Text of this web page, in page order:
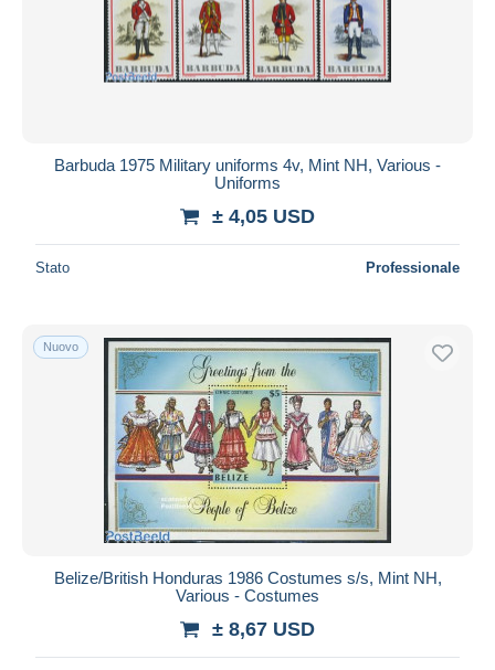
Barbuda 1975 Military uniforms 4v, Mint NH, Various -
Uniforms
± 4,05 USD
Stato Professionale
Nuovo
Belize/British Honduras 1986 Costumes s/s, Mint NH,
Various - Costumes
± 8,67 USD